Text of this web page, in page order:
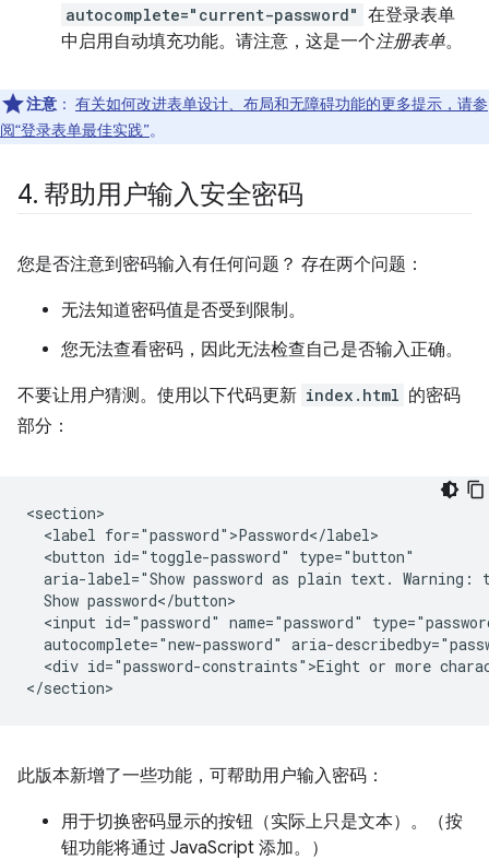
autocomplete="current-password" 在登录表单
中启用自动填充功能。请注意，这是一个注册表单。
注意 ： 有关如何改进表单设计、布局和无障碍功能的更多提示，请参
阅“登录表单最佳实践”。
4. 帮助用户输入安全密码
您是否注意到密码输入有任何问题？ 存在两个问题：
无法知道密码值是否受到限制。
您无法查看密码，因此无法检查自己是否输入正确。
不要让用户猜测。使用以下代码更新 index.html 的密码
部分：
<section>
  <label for="password">Password</label>
  <button id="toggle-password" type="button"
aria-label="Show password as plain text. Warning:
  Show password</button>
<input id="password" name="password"
autocomplete="new-password" aria-
<div id="password-constraints">Eight or more
此版本新增了一些功能，可帮助用户输入密码：
用于切换密码显示的按钮（实际上只是文本）。（按
钮功能将通过 JavaScript 添加。）